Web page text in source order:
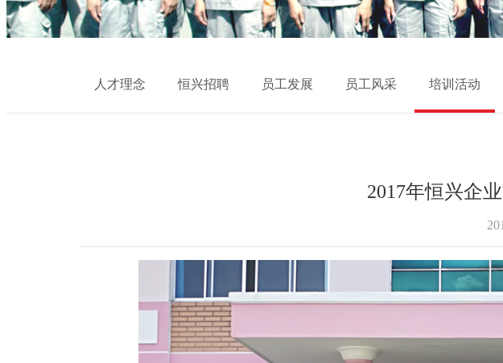
人才理念
恒兴招聘 员工发展 员工风采 培训活动
2017年恒兴企